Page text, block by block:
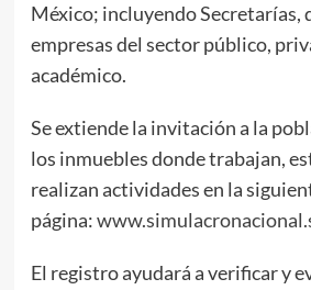
México; incluyendo Secretarías,
empresas del sector público,
académico.
Se extiende la invitación a la
los inmuebles donde trabajan,
realizan actividades en la
página:
El registro ayudará a verificar y